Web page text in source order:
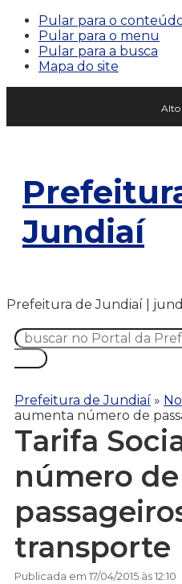
Pular para o
Pular para o menu
Pular para a busca
Mapa do site
Alto
Jundiaí
Prefeitura de Jundiaí |
Prefeitura de Jundiaí »
aumenta número de
Tarifa
número de
transporte
Publicada em 17/04/2015 às 12:10